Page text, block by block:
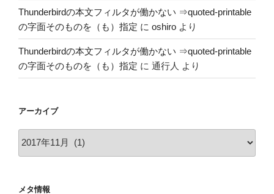
Thunderbirdの本文フィルタが働かない ⇒quoted-printable
の字面そのものを（も）指定 に oshiro より
Thunderbirdの本文フィルタが働かない ⇒quoted-printable
の字面そのものを（も）指定 に 通行人 より
アーカイブ
メタ情報